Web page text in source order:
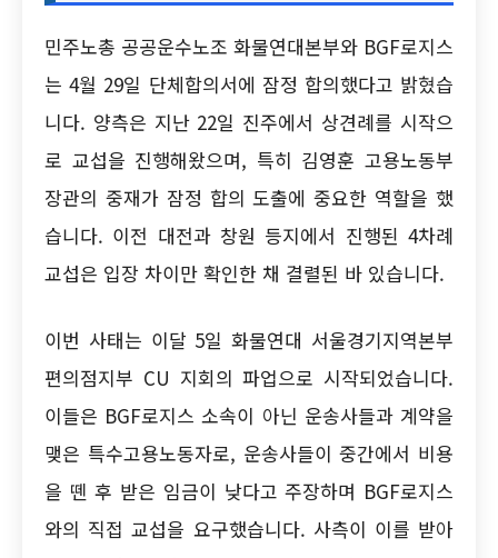
민주노총 공공운수노조 화물연대본부와 BGF로지스
는 4월 29일 단체합의서에 잠정 합의했다고 밝혔습
니다. 양측은 지난 22일 진주에서 상견례를 시작으
로 교섭을 진행해왔으며, 특히 김영훈 고용노동부
장관의 중재가 잠정 합의 도출에 중요한 역할을 했
습니다. 이전 대전과 창원 등지에서 진행된 4차례
교섭은 입장 차이만 확인한 채 결렬된 바 있습니다.
이번 사태는 이달 5일 화물연대 서울경기지역본부
편의점지부 CU 지회의 파업으로 시작되었습니다.
이들은 BGF로지스 소속이 아닌 운송사들과 계약을
맺은 특수고용노동자로, 운송사들이 중간에서 비용
을 뗀 후 받은 임금이 낮다고 주장하며 BGF로지스
와의 직접 교섭을 요구했습니다. 사측이 이를 받아